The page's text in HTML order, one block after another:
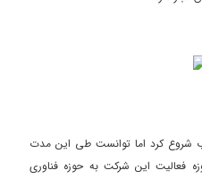
شروع کرد اما توانست طی این مدت
فعالیت این شرکت به حوزه فناوری